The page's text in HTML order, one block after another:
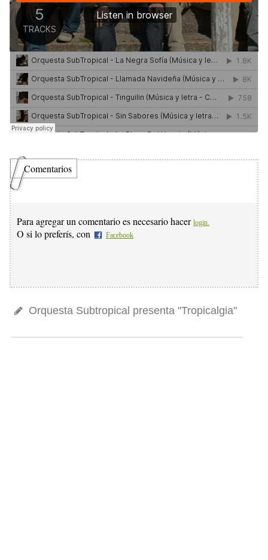
Comentarios
Para agregar un comentario es necesario hacer login.
O si lo preferís, con Facebook
Orquesta Subtropical presenta "Tropicalgia"